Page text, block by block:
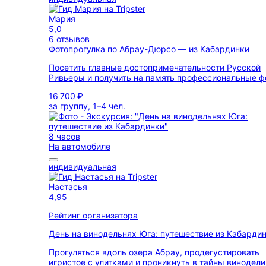
Мария
5,0
6 отзывов
Фотопрогулка по Абрау-Дюрсо — из Кабардинки
Посетить главные достопримечательности Русской
Ривьеры и получить на память профессиональные
16 700 ₽
за группу, 1–4 чел.
8 часов
На автомобиле
индивидуальная
Настасья
4,95
Рейтинг организатора
День на винодельнях Юга: путешествие из
Прогуляться вдоль озера Абрау, продегустировать
игристое с улитками и проникнуть в тайны